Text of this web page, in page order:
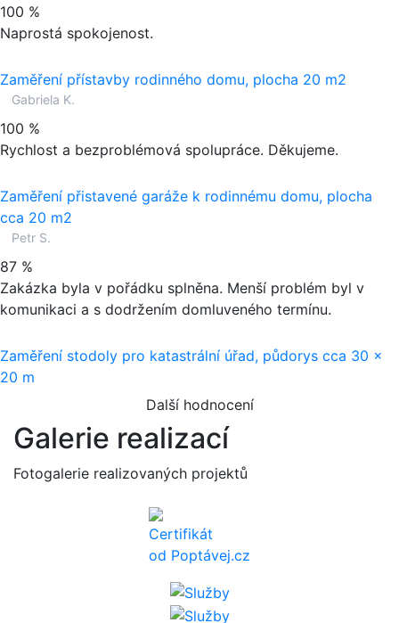
100 %
Naprostá spokojenost.
Zaměření přístavby rodinného domu, plocha 20 m2
Gabriela K.
100 %
Rychlost a bezproblémová spolupráce. Děkujeme.
Zaměření přistavené garáže k rodinnému domu, plocha
cca 20 m2
Petr S.
87 %
Zakázka byla v pořádku splněna. Menší problém byl v
komunikaci a s dodržením domluveného termínu.
Zaměření stodoly pro katastrální úřad, půdorys cca 30 x
20 m
Další hodnocení
Galerie realizací
Fotogalerie realizovaných projektů
Certifikát
od Poptávej.cz